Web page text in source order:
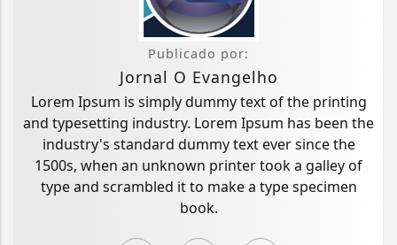
Publicado por:
Jornal O Evangelho
Lorem Ipsum is simply dummy text of the printing
and typesetting industry. Lorem Ipsum has been the
industry's standard dummy text ever since the
1500s, when an unknown printer took a galley of
type and scrambled it to make a type specimen
book.